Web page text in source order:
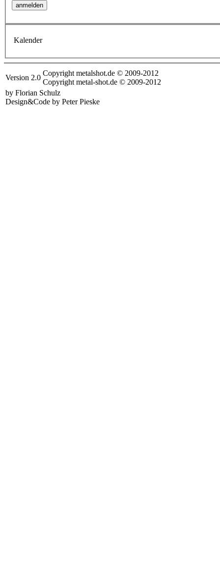
Kalender
Version 2.0
Copyright metalshot.de © 2009-2012
Copyright metal-shot.de © 2009-2012
by Florian Schulz
Design&Code by Peter Pieske